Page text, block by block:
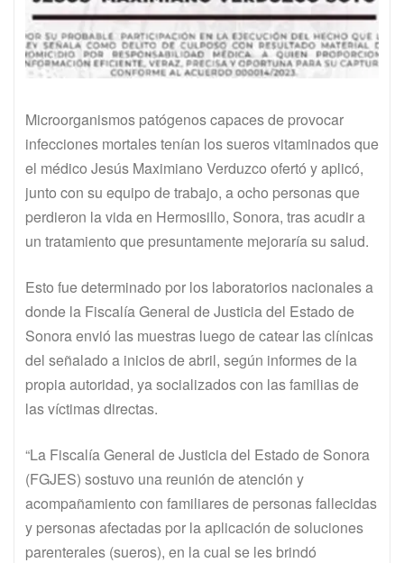
Microorganismos patógenos capaces de provocar
infecciones mortales tenían los sueros vitaminados que
el médico Jesús Maximiano Verduzco ofertó y aplicó,
junto con su equipo de trabajo, a ocho personas que
perdieron la vida en Hermosillo, Sonora, tras acudir a
un tratamiento que presuntamente mejoraría su salud.
Esto fue determinado por los laboratorios nacionales a
donde la Fiscalía General de Justicia del Estado de
Sonora envió las muestras luego de catear las clínicas
del señalado a inicios de abril, según informes de la
propia autoridad, ya socializados con las familias de
las víctimas directas.
“La Fiscalía General de Justicia del Estado de Sonora
(FGJES) sostuvo una reunión de atención y
acompañamiento con familiares de personas fallecidas
y personas afectadas por la aplicación de soluciones
parenterales (sueros), en la cual se les brindó